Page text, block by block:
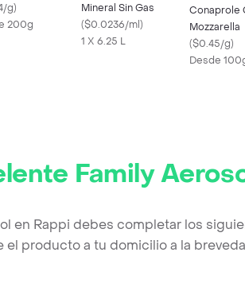
g)
200g
Mineral Sin Gas
($0.0236/ml)
1 X 6.25 L
Conaprole
Mozzarella
($0.45/g)
Desde
Family
en Rappi debes completar los
el producto a tu domicilio a la